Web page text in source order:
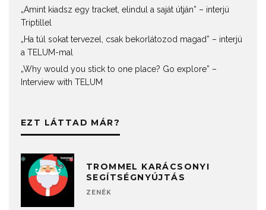
„Amint kiadsz egy tracket, elindul a saját útján” – interjú
Triptillel
„Ha túl sokat tervezel, csak bekorlátozod magad” – interjú
a TELUM-mal
„Why would you stick to one place? Go explore” –
Interview with TELUM
EZT LÁTTAD MÁR?
TROMMEL KARÁCSONYI
SEGÍTSÉGNYÚJTÁS
ZENÉK